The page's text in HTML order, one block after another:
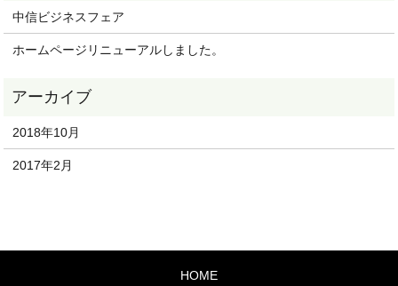
中信ビジネスフェア
ホームページリニューアルしました。
2018年10月
2017年2月
HOME